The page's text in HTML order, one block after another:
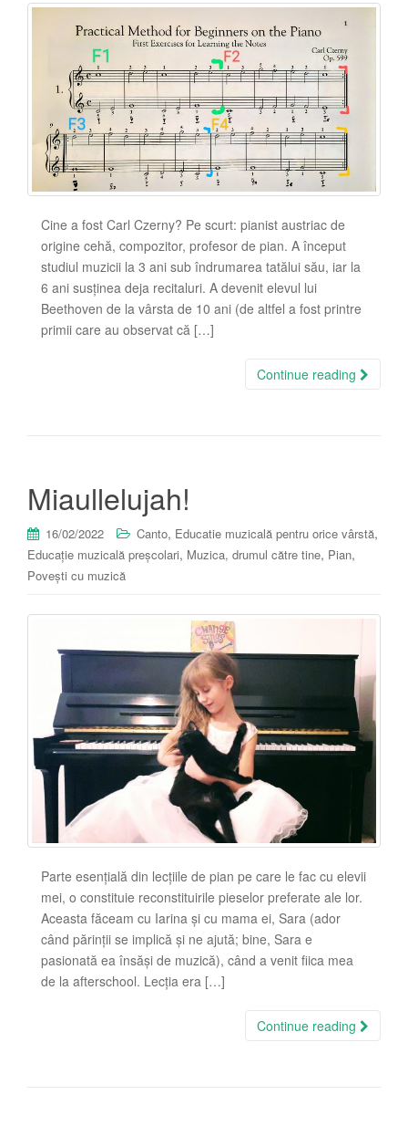
Cine a fost Carl Czerny? Pe scurt: pianist austriac de
origine cehă, compozitor, profesor de pian. A început
studiul muzicii la 3 ani sub îndrumarea tatălui său, iar la
6 ani susținea deja recitaluri. A devenit elevul lui
Beethoven de la vârsta de 10 ani (de altfel a fost printre
primii care au observat că […]
Continue reading
Miaullelujah!
16/02/2022 Canto, Educatie muzicală pentru orice vârstă,
Educație muzicală preșcolari, Muzica, drumul către tine, Pian,
Povești cu muzică
Parte esențială din lecțiile de pian pe care le fac cu elevii
mei, o constituie reconstituirile pieselor preferate ale lor.
Aceasta făceam cu Iarina și cu mama ei, Sara (ador
când părinții se implică și ne ajută; bine, Sara e
pasionată ea însăși de muzică), când a venit fiica mea
de la afterschool. Lecția era […]
Continue reading